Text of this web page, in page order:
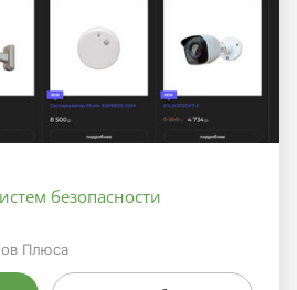
безопасности
Плюса